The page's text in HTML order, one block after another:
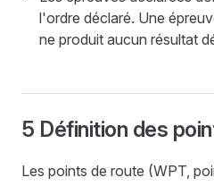
l'ordre déclaré. Une
ne produit aucun résultat
5 Définition des
Les points de route (WPT,